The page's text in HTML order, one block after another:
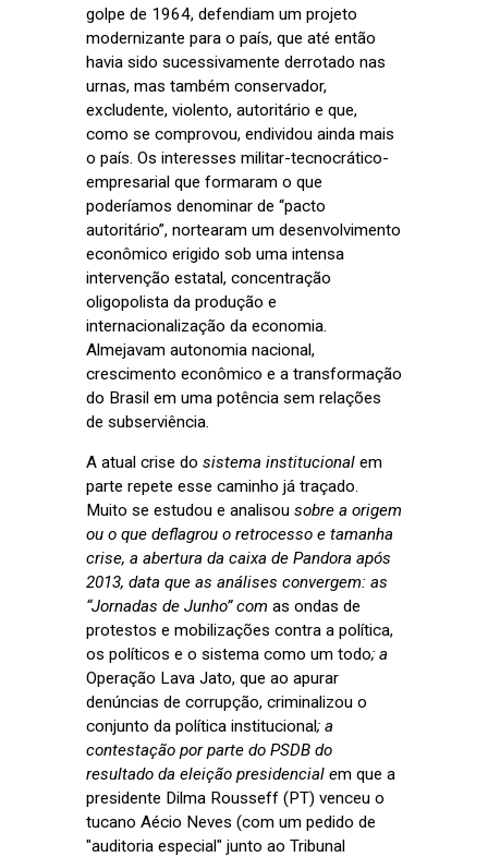
golpe de 1964, defendiam um projeto
modernizante para o país, que até então
havia sido sucessivamente derrotado nas
urnas, mas também conservador,
excludente, violento, autoritário e que,
como se comprovou, endividou ainda mais
o país. Os interesses militar-tecnocrático-
empresarial que formaram o que
poderíamos denominar de “pacto
autoritário”, nortearam um desenvolvimento
econômico erigido sob uma intensa
intervenção estatal, concentração
oligopolista da produção e
internacionalização da economia.
Almejavam autonomia nacional,
crescimento econômico e a transformação
do Brasil em uma potência sem relações
de subserviência.
A atual crise do sistema institucional em
parte repete esse caminho já traçado.
Muito se estudou e analisou sobre a origem
ou o que deflagrou o retrocesso e tamanha
crise, a abertura da caixa de Pandora após
2013, data que as análises convergem: as
“Jornadas de Junho” com as ondas de
protestos e mobilizações contra a política,
os políticos e o sistema como um todo; a
Operação Lava Jato, que ao apurar
denúncias de corrupção, criminalizou o
conjunto da política institucional; a
contestação por parte do PSDB do
resultado da eleição presidencial em que a
presidente Dilma Rousseff (PT) venceu o
tucano Aécio Neves (com um pedido de
"auditoria especial" junto ao Tribunal